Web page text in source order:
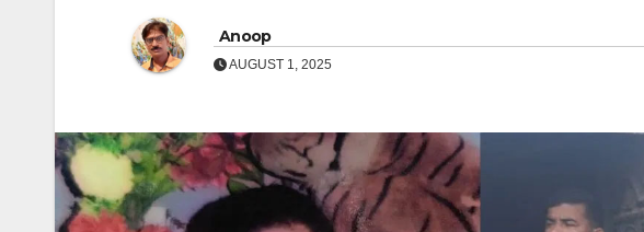
Anoop
AUGUST 1, 2025